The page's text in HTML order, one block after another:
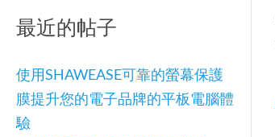
最近的帖子
使用SHAWEASE可靠的螢幕保護
膜提升您的電子品牌的平板電腦體
驗